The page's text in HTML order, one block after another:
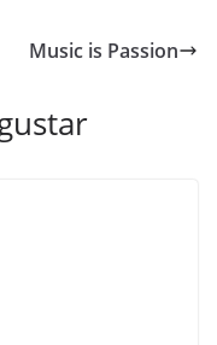
Music is Passion